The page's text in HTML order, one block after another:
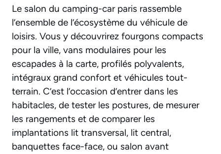
Le salon du camping-car paris rassemble
l’ensemble de l’écosystème du véhicule de
loisirs. Vous y découvrirez fourgons compacts
pour la ville, vans modulaires pour les
escapades à la carte, profilés polyvalents,
intégraux grand confort et véhicules tout-
terrain. C’est l’occasion d’entrer dans les
habitacles, de tester les postures, de mesurer
les rangements et de comparer les
implantations lit transversal, lit central,
banquettes face-face, ou salon avant